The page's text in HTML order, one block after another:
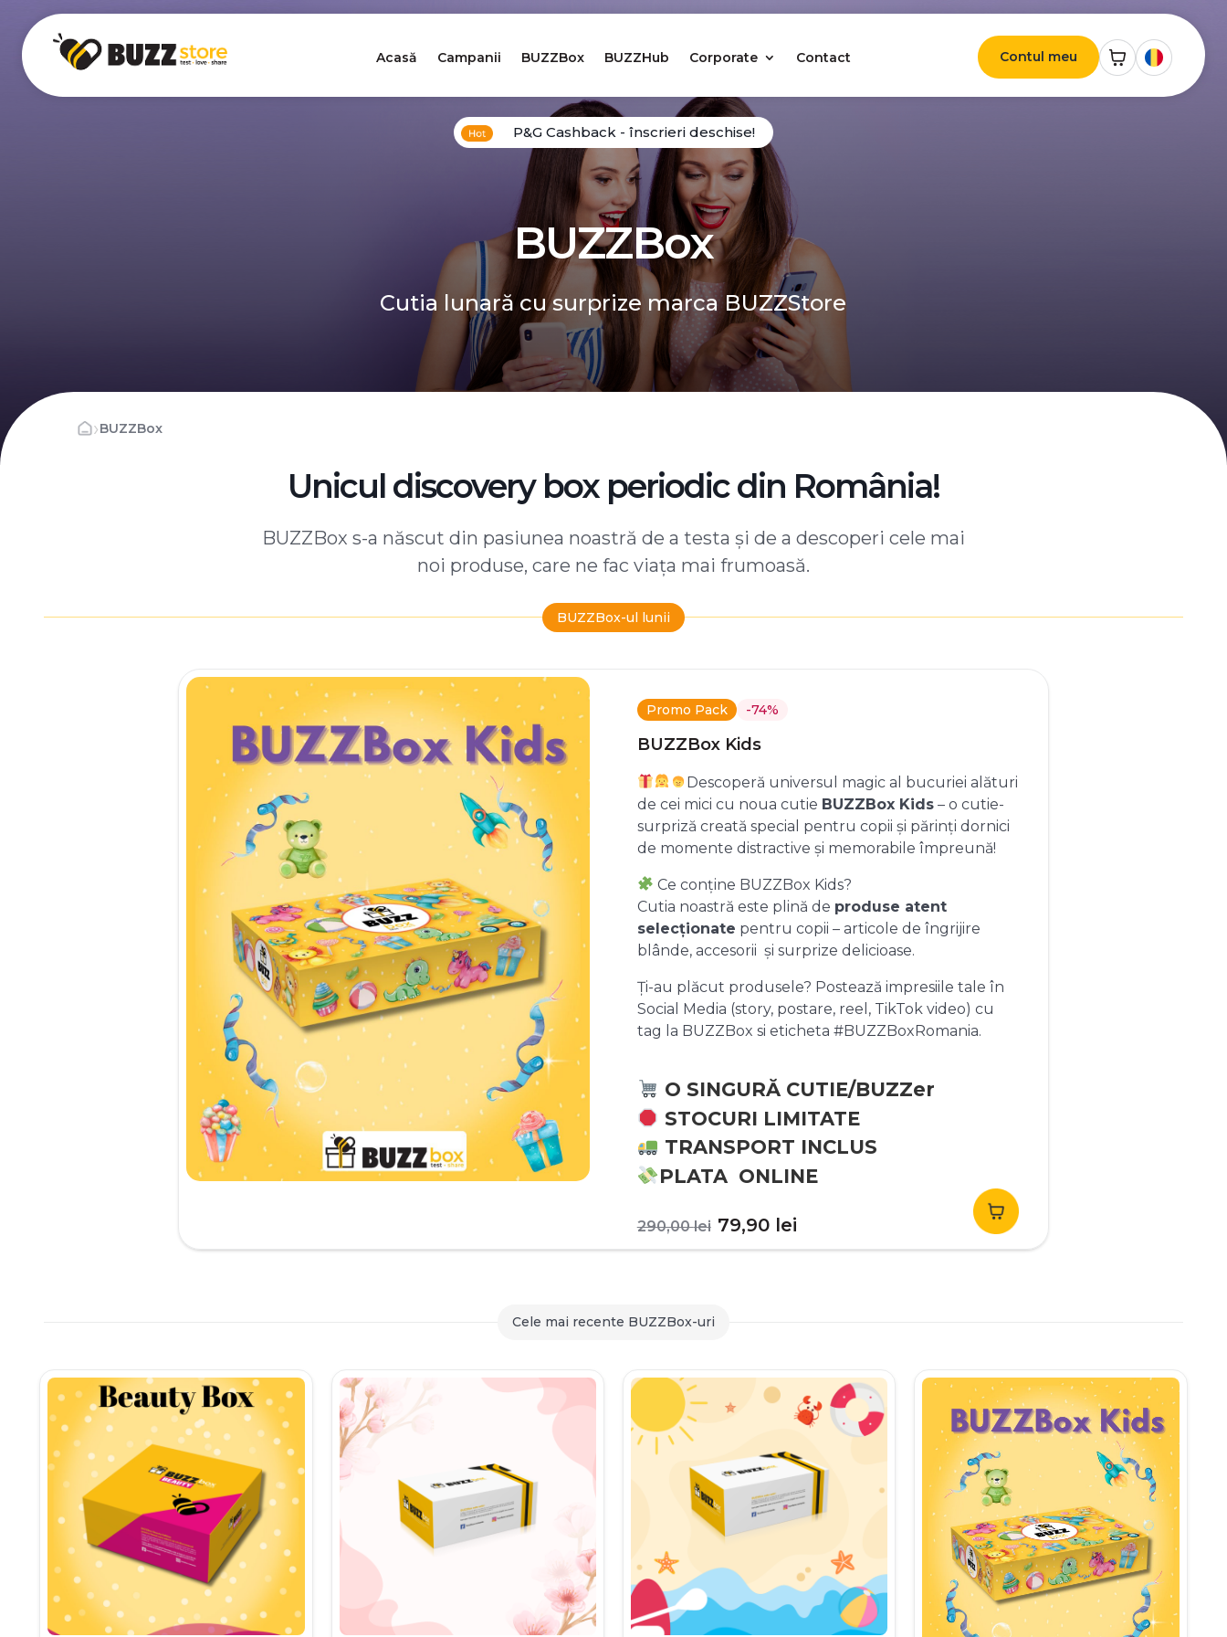
Acasă Campanii BUZZBox BUZZHub Corporate Contact Contul meu
P&G Cashback - înscrieri deschise!
BUZZBox
Cutia lunară cu surprize marca BUZZStore
›BUZZBox
Unicul discovery box periodic din România!
BUZZBox s-a născut din pasiunea noastră de a testa și de a descoperi cele mai
noi produse, care ne fac viața mai frumoasă.
BUZZBox-ul lunii
Promo Pack -74%
BUZZBox Kids
Descoperă universul magic al bucuriei alături
de cei mici cu noua cutie BUZZBox Kids– o cutie-
surpriză creată special pentru copii și părinți dornici
de momente distractive și memorabile împreună!
Ce conține BUZZBox Kids?
Cutia noastră este plină de produse atent
selecționate pentru copii – articole de îngrijire
blânde, accesorii și surprize delicioase.
Ți-au plăcut produsele? Postează impresiile tale în
Social Media (story, postare, reel, TikTok video) cu
tag la BUZZBox si eticheta #BUZZBoxRomania.
O SINGURĂ CUTIE/BUZZer
STOCURI LIMITATE
TRANSPORT INCLUS
PLATA ONLINE
290,00lei Prețul
inițial
79,90 leiPrețul
curent
Cele mai recente BUZZBox-uri